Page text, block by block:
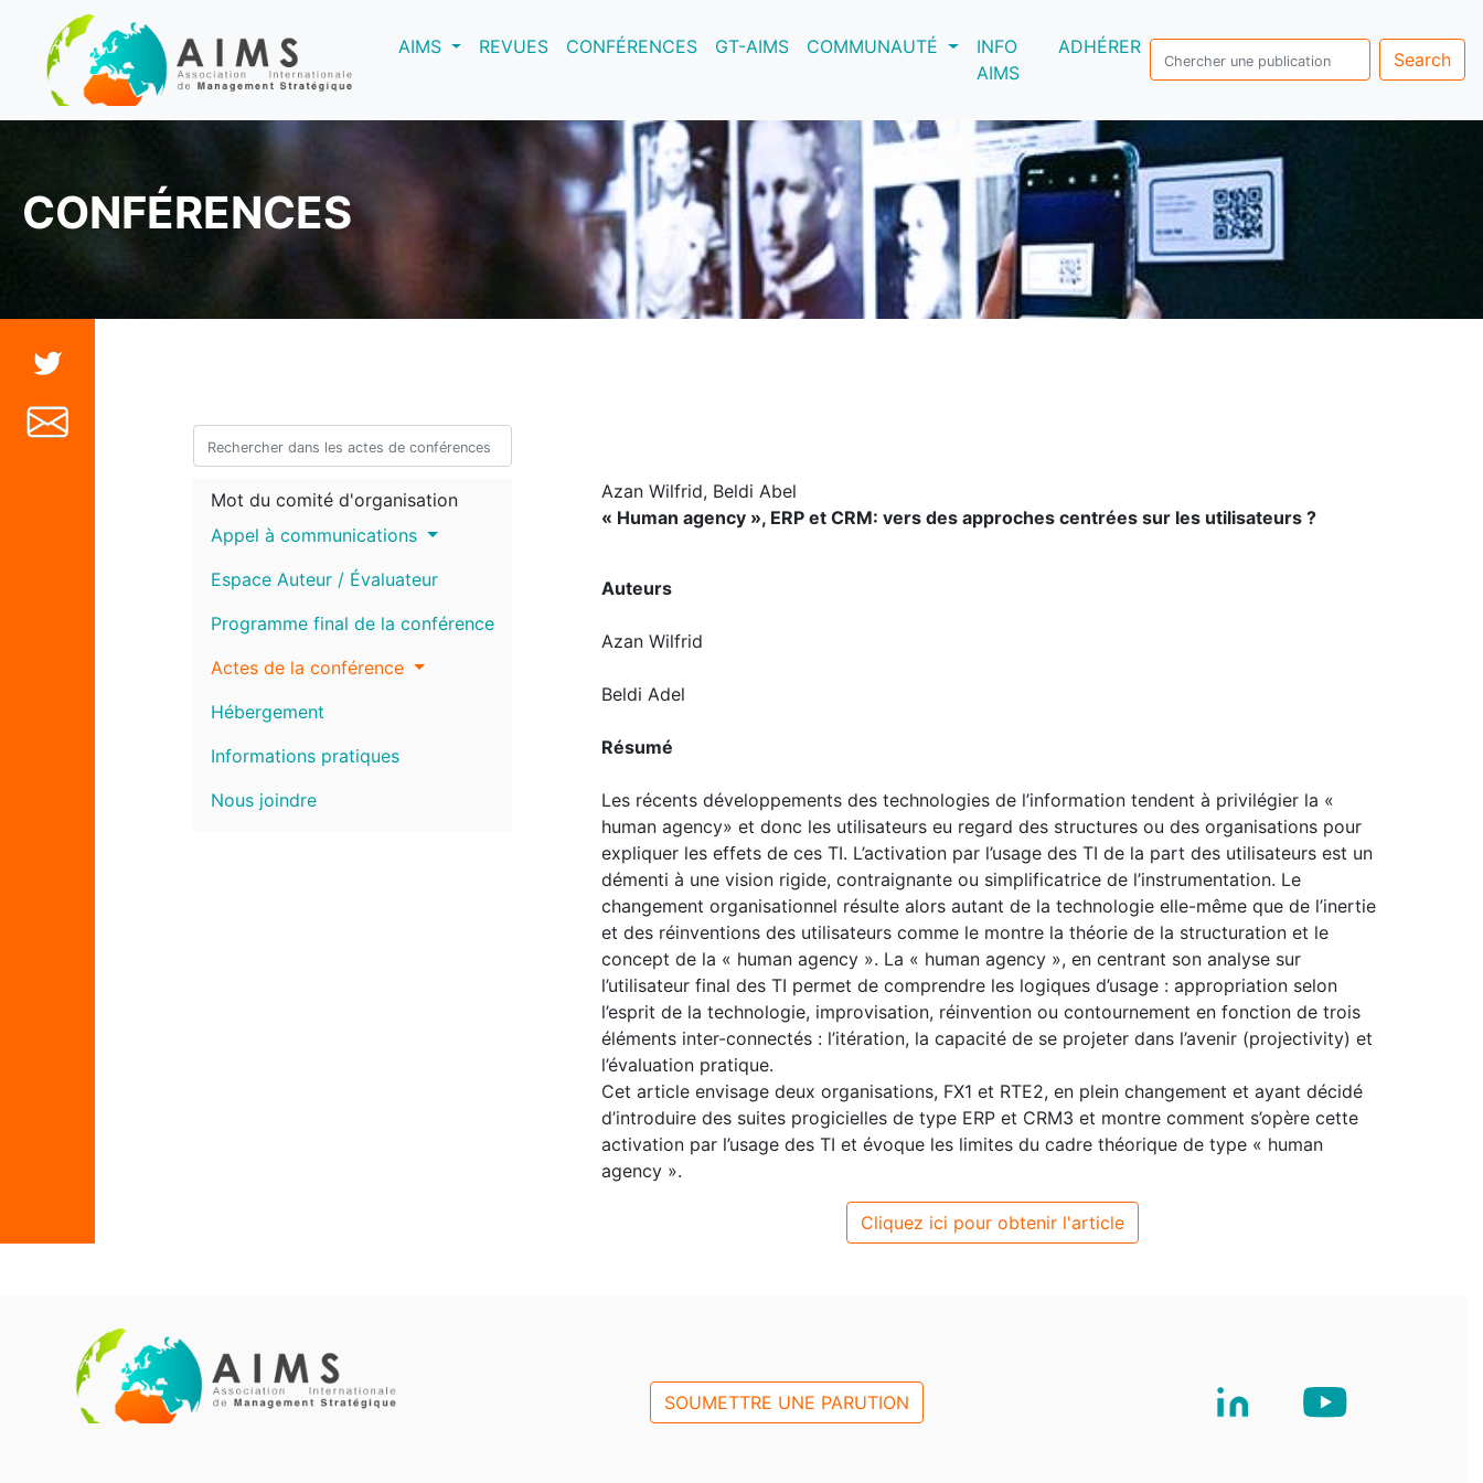
AIMS(current)REVUES CONFÉRENCES GT-AIMS COMMUNAUTÉ
INFO
AIMS
ADHÉRER
Search
CONFÉRENCES
Mot du comité d'organisation
Appel à communications
Espace Auteur / Évaluateur
Programme final de la conférence
Actes de la conférence
Hébergement
Informations pratiques
Nous joindre
Azan Wilfrid, Beldi Abel
« Human agency », ERP et CRM: vers des approches centrées sur les utilisateurs ?
Auteurs
Azan Wilfrid
Beldi Adel
Résumé
Les récents développements des technologies de l’information tendent à privilégier la «
human agency» et donc les utilisateurs eu regard des structures ou des organisations pour
expliquer les effets de ces TI. L’activation par l’usage des TI de la part des utilisateurs est un
démenti à une vision rigide, contraignante ou simplificatrice de l’instrumentation. Le
changement organisationnel résulte alors autant de la technologie elle-même que de l’inertie
et des réinventions des utilisateurs comme le montre la théorie de la structuration et le
concept de la « human agency ». La « human agency », en centrant son analyse sur
l’utilisateur final des TI permet de comprendre les logiques d’usage : appropriation selon
l’esprit de la technologie, improvisation, réinvention ou contournement en fonction de trois
éléments inter-connectés : l’itération, la capacité de se projeter dans l’avenir (projectivity) et
l’évaluation pratique.
Cet article envisage deux organisations, FX1 et RTE2, en plein changement et ayant décidé
d’introduire des suites progicielles de type ERP et CRM3 et montre comment s’opère cette
activation par l’usage des TI et évoque les limites du cadre théorique de type « human
agency ».
Cliquez ici pour obtenir l'article
SOUMETTRE UNE PARUTION